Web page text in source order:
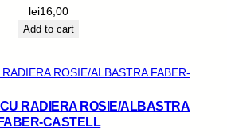
lei16,00
Add to cart
RADIERA ROSIE/ALBASTRA
FABER-CASTELL